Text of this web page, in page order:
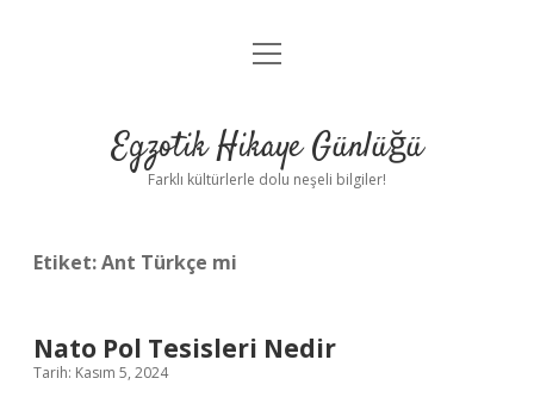
Anasayfa
Yasal Uyarı
menüyü
Egzotik Hikaye Günlüğü
Farklı kültürlerle dolu neşeli bilgiler!
Etiket:Ant Türkçe mi
Nato Pol Tesisleri Nedir
Tarih: Kasım 5, 2024